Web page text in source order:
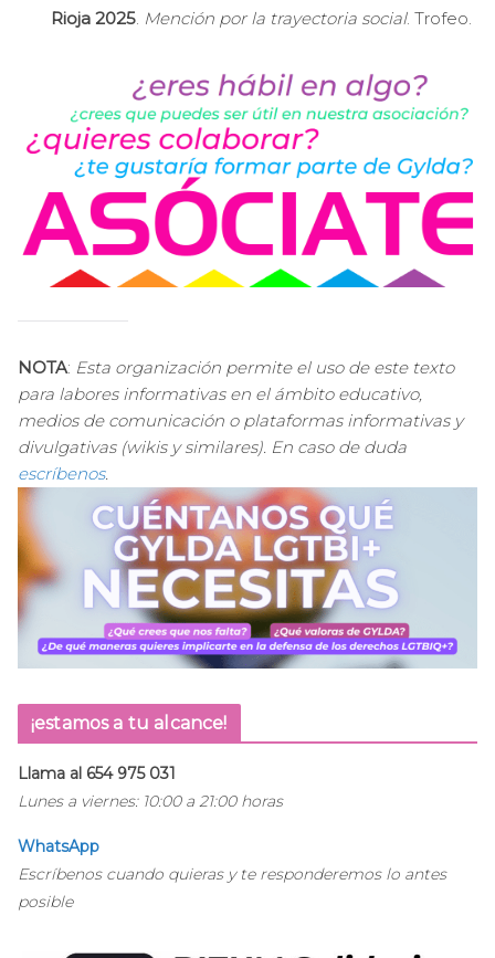
Rioja 2025. Mención por la trayectoria social. Trofeo.
NOTA: Esta organización permite el uso de este texto
para labores informativas en el ámbito educativo,
medios de comunicación o plataformas informativas y
divulgativas (wikis y similares). En caso de duda
escríbenos.
¡estamos a tu alcance!
Llama al 654 975 031
Lunes a viernes: 10:00 a 21:00 horas
WhatsApp
Escríbenos cuando quieras y te responderemos lo antes
posible